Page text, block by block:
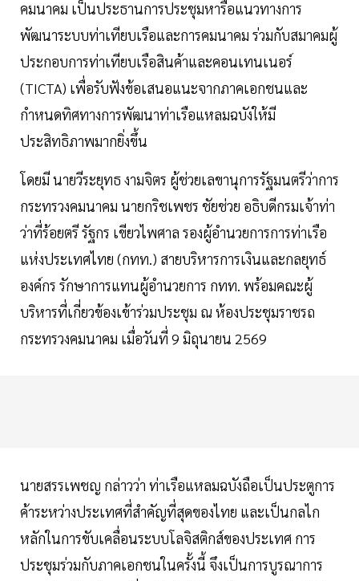
คมนาคม เป็นประธานการประชุมหารือแนวทางการ
พัฒนาระบบท่าเทียบเรือและการคมนาคม ร่วมกับสมาคมผู้
ประกอบการท่าเทียบเรือสินค้าและคอนเทนเนอร์
(TICTA) เพื่อรับฟังข้อเสนอแนะจากภาคเอกชนและ
กำหนดทิศทางการพัฒนาท่าเรือแหลมฉบังให้มี
ประสิทธิภาพมากยิ่งขึ้น
โดยมี นายวีระยุทธ งามจิตร ผู้ช่วยเลขานุการรัฐมนตรีว่าการ
กระทรวงคมนาคม นายกริชเพชร ชัยช่วย อธิบดีกรมเจ้าท่า
ว่าที่ร้อยตรี รัฐกร เขียวไพศาล รองผู้อำนวยการการท่าเรือ
แห่งประเทศไทย (กทท.) สายบริหารการเงินและกลยุทธ์
องค์กร รักษาการแทนผู้อำนวยการ กทท. พร้อมคณะผู้
บริหารที่เกี่ยวข้องเข้าร่วมประชุม ณ ห้องประชุมราชรถ
กระทรวงคมนาคม เมื่อวันที่ 9 มิถุนายน 2569
นายสรรเพชญ กล่าวว่า ท่าเรือแหลมฉบังถือเป็นประตูการ
ค้าระหว่างประเทศที่สำคัญที่สุดของไทย และเป็นกลไก
หลักในการขับเคลื่อนระบบโลจิสติกส์ของประเทศ การ
ประชุมร่วมกับภาคเอกชนในครั้งนี้ จึงเป็นการบูรณาการ